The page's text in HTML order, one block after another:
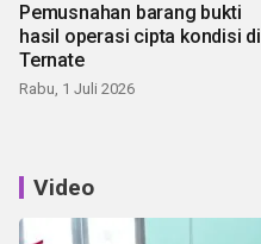
Pemusnahan barang bukti
hasil operasi cipta kondisi di
Ternate
Rabu, 1 Juli 2026
Video